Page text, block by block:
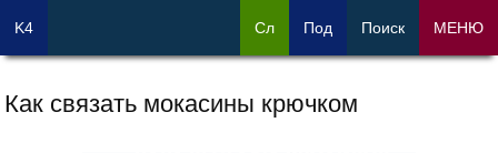
Как связать мокасины крючком
K4 Сл Под Поиск МЕНЮ